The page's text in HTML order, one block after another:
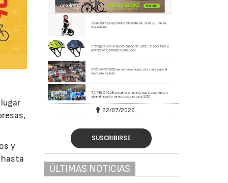
y
22/07/2026
SUSCRIBIRSE
ÚLTIMAS NOTICIAS